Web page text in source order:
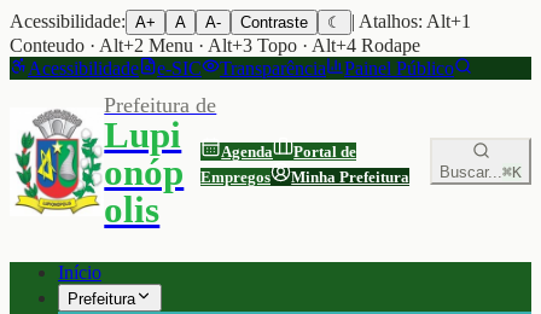
Acessibilidade: A+ A A- Contraste ☾
| Atalhos: Alt+1
Conteudo · Alt+2 Menu · Alt+3 Topo · Alt+4 Rodape
Acessibilidade
e-SIC Transparência Painel Público
Prefeitura de
Lupi
onóp
olis
Agenda
Portal de
Empregos
Minha Prefeitura Buscar...⌘K
Início
Prefeitura